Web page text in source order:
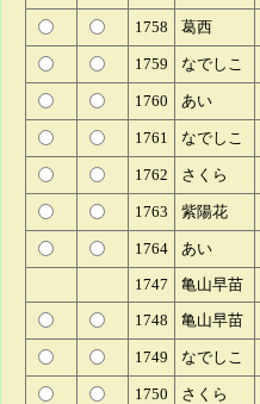
1758 葛西
1759 なでしこ
1760 あい
1761 なでしこ
1762 さくら
1763 紫陽花
1764 あい
1747
亀山早苗
1748
亀山早苗
1749 なでしこ
1750 さくら